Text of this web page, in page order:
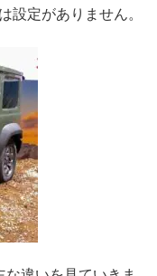
設定がありません。